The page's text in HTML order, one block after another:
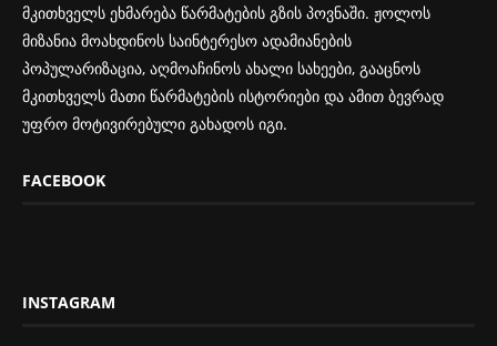
მკითხველს ეხმარება წარმატების გზის პოვნაში. ჟოლოს
მიზანია მოახდინოს საინტერესო ადამიანების
პოპულარიზაცია, აღმოაჩინოს ახალი სახეები, გააცნოს
მკითხველს მათი წარმატების ისტორიები და ამით ბევრად
უფრო მოტივირებული გახადოს იგი.
FACEBOOK
INSTAGRAM